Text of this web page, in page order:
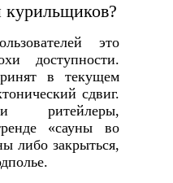
это
доступности.
в текущем
сдвиг.
ритейлеры,
«сауны во
либо закрыться,